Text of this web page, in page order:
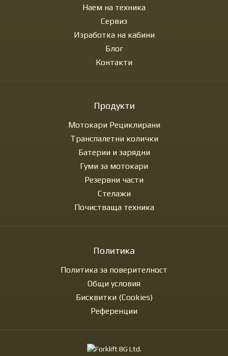
Наем на техника
Сервиз
Изработка на кабини
Блог
Контакти
Продукти
Мотокари Рециклирани
Транспалетни колички
Батерии и зарядни
Гуми за мотокари
Резервни части
Стелажи
Почистваща техника
Политика
Политика за поверителност
Общи условия
Бисквитки (Cookies)
Референции